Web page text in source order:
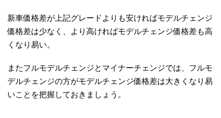
新車価格差が上記グレードよりも安ければモデルチェンジ
価格差は少なく、より高ければモデルチェンジ価格差も高
くなり易い。
またフルモデルチェンジとマイナーチェンジでは、フルモ
デルチェンジの方がモデルチェンジ価格差は大きくなり易
いことを把握しておきましょう。